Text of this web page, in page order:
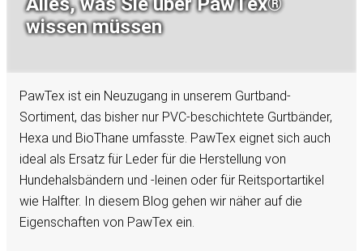
wissen müssen
PawTex ist ein Neuzugang in unserem Gurtband-
Sortiment, das bisher nur PVC-beschichtete Gurtbänder,
Hexa und BioThane umfasste. PawTex eignet sich auch
ideal als Ersatz für Leder für die Herstellung von
Hundehalsbändern und -leinen oder für Reitsportartikel
wie Halfter. In diesem Blog gehen wir näher auf die
Eigenschaften von PawTex ein.